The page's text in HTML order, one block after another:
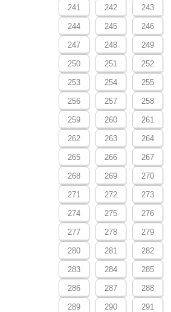
241 242 243
244 245 246
247 248 249
250 251 252
253 254 255
256 257 258
259 260 261
262 263 264
265 266 267
268 269 270
271 272 273
274 275 276
277 278 279
280 281 282
283 284 285
286 287 288
289 290 291